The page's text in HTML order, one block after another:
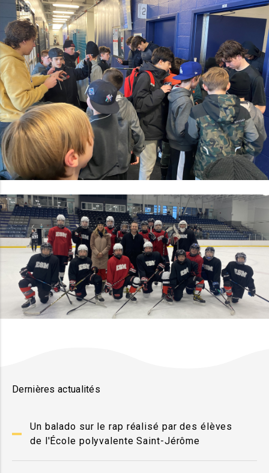
Dernières actualités
Un balado sur le rap réalisé par des élèves
de l'École polyvalente Saint-Jérôme